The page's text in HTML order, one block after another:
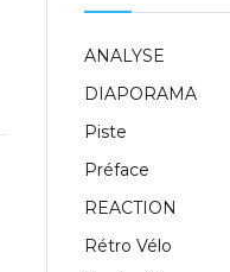
ANALYSE
DIAPORAMA
Piste
Préface
REACTION
Rétro Vélo